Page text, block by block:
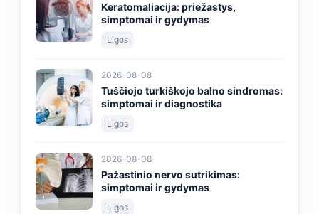
Keratomaliacija: priežastys,
simptomai ir gydymas
Ligos
2026-08-08
Tuščiojo turkiškojo balno sindromas:
simptomai ir diagnostika
Ligos
2026-08-08
Pažastinio nervo sutrikimas:
simptomai ir gydymas
Ligos